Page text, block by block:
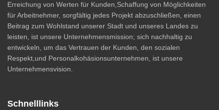
Erreichung von Werten für Kunden,Schaffung von Möglichkeiten
für Arbeitnehmer, sorgfältig jedes Projekt abzuschließen, einen
Beitrag zum Wohlstand unserer Stadt und unseres Landes zu
leisten, ist unsere Unternehmensmission; sich nachhaltig zu
entwickeln, um das Vertrauen der Kunden, den sozialen
Respekt,und Personalkohäsionsunternehmen, ist unsere
Unternehmensvision.
Schnelllinks